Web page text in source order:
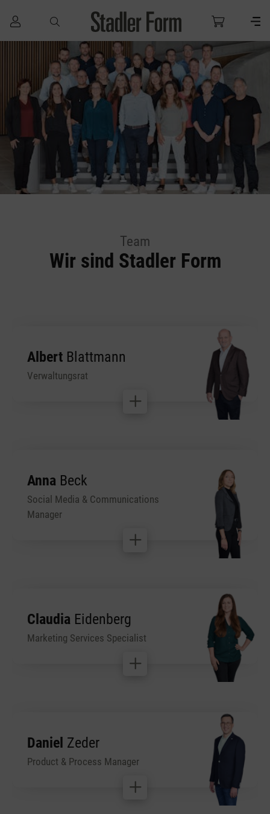
Zum Hauptinhalt springen
Team
Wir sind Stadler Form
Albert Blattmann
Verwaltungsrat
Anna Beck
Social Media & Communications
Manager
Claudia Eidenberg
Marketing Services Specialist
Daniel Zeder
Product & Process Manager